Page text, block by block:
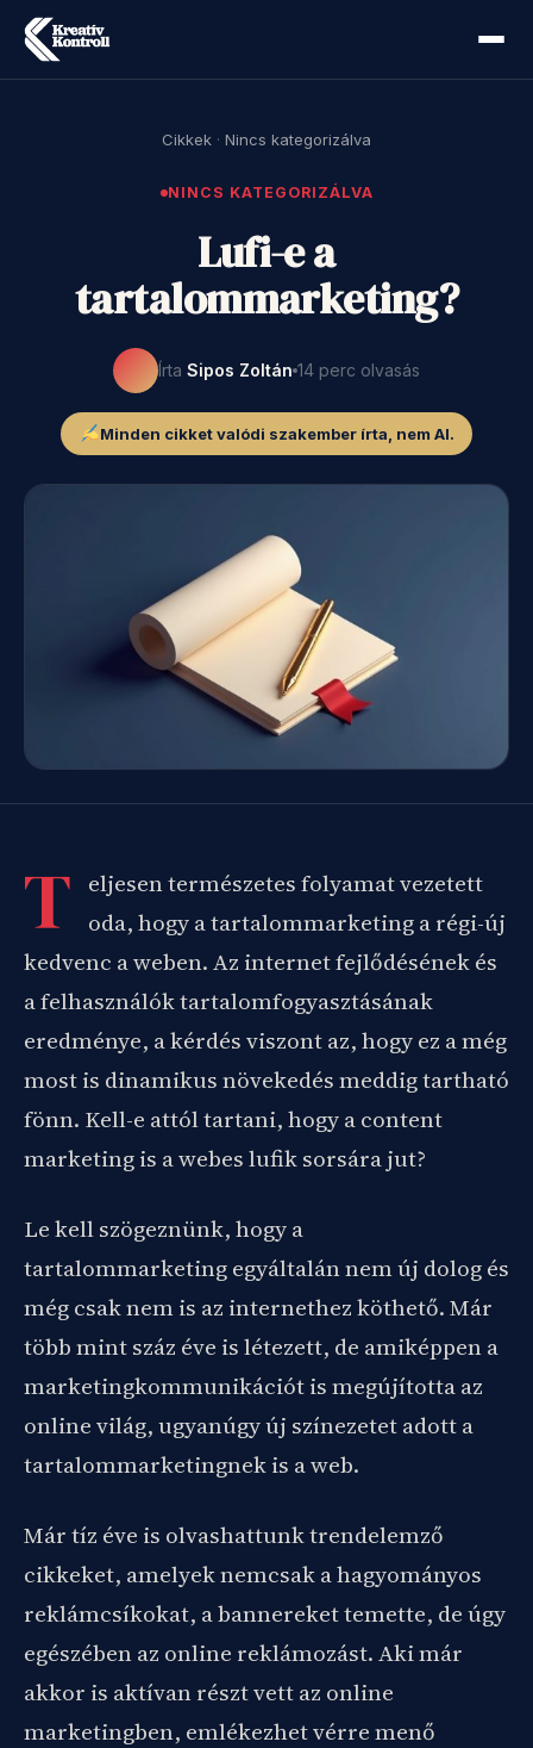
Cikkek · Nincs kategorizálva
NINCS KATEGORIZÁLVA
Lufi-e a
tartalommarketing?
Írta Sipos Zoltán 14 perc olvasás
Minden cikket valódi szakember írta, nem AI.
T
eljesen természetes folyamat vezetett
oda, hogy a tartalommarketing a régi-új
kedvenc a weben. Az internet fejlődésének és
a felhasználók tartalomfogyasztásának
eredménye, a kérdés viszont az, hogy ez a még
most is dinamikus növekedés meddig tartható
fönn. Kell-e attól tartani, hogy a content
marketing is a webes lufik sorsára jut?
Le kell szögeznünk, hogy a
tartalommarketing egyáltalán nem új dolog és
még csak nem is az internethez köthető. Már
több mint száz éve is létezett, de amiképpen a
marketingkommunikációt is megújította az
online világ, ugyanúgy új színezetet adott a
tartalommarketingnek is a web.
Már tíz éve is olvashattunk trendelemző
cikkeket, amelyek nemcsak a hagyományos
reklámcsíkokat, a bannereket temette, de úgy
egészében az online reklámozást. Aki már
akkor is aktívan részt vett az online
marketingben, emlékezhet vérre menő